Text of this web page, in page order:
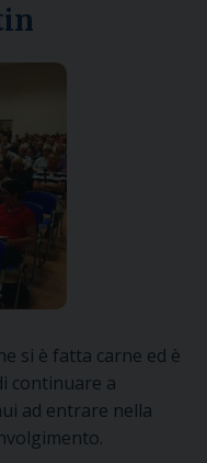
si è fatta carne ed è
continuare a
ad entrare nella